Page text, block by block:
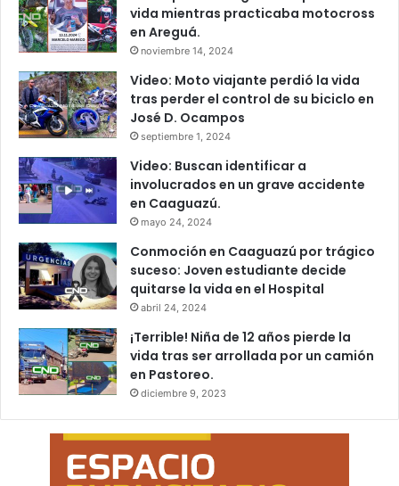
vida mientras practicaba motocross
en Areguá.
noviembre 14, 2024
Video: Moto viajante perdió la vida
tras perder el control de su biciclo en
José D. Ocampos
septiembre 1, 2024
Video: Buscan identificar a
involucrados en un grave accidente
en Caaguazú.
mayo 24, 2024
Conmoción en Caaguazú por trágico
suceso: Joven estudiante decide
quitarse la vida en el Hospital
abril 24, 2024
¡Terrible! Niña de 12 años pierde la
vida tras ser arrollada por un camión
en Pastoreo.
diciembre 9, 2023